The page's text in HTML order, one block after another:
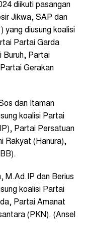
diikuti pasangan
Jikwa, SAP dan
yang diusung koalisi
Partai Garda
Buruh, Partai
Gerakan
dan Itaman
koalisi Partai
Partai Persatuan
Rakyat (Hanura),
M.Ad.IP dan Berius
koalisi Partai
Partai Amanat
(PKN). (Ansel